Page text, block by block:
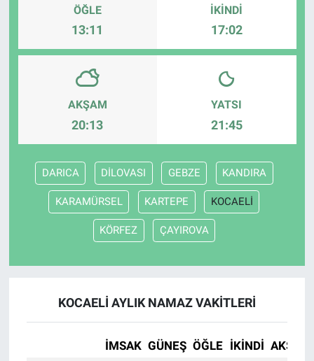
ÖĞLE
13:11
İKINDI
17:02
AKŞAM
20:13
YATSI
21:45
DARICA DİLOVASI GEBZE KANDIRA
KARAMÜRSEL KARTEPE KOCAELİ
KÖRFEZ ÇAYIROVA
KOCAELİ AYLIK NAMAZ VAKITLERI
İMSAK GÜNEŞ ÖĞLE İKINDI AKŞAM